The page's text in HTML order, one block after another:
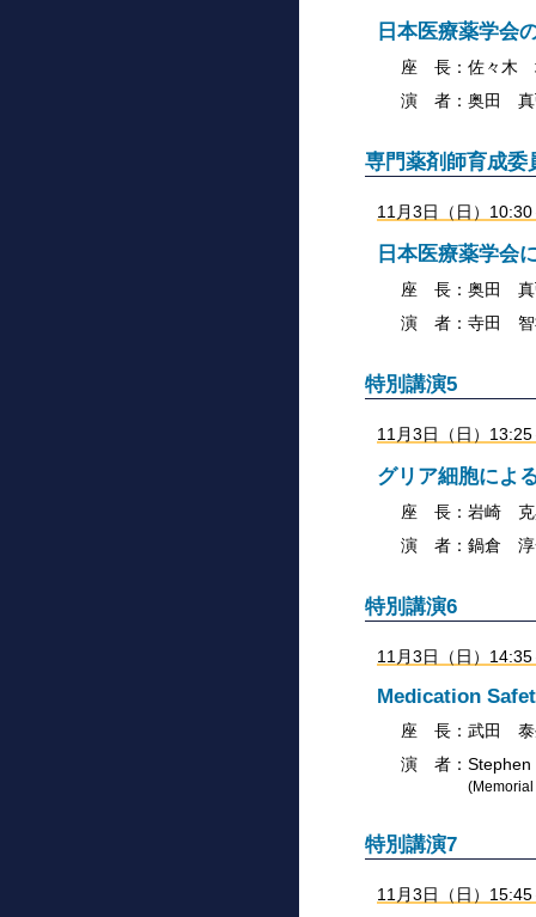
日本医療薬学会
座 長：佐々木
演 者：奥田 真
専門薬剤師育成委
11月3日（日）
日本医療薬学会
座 長：奥田 真
演 者：寺田 智
特別講演5
11月3日（日）
グリア細胞によ
座 長：岩崎 克
演 者：鍋倉 淳
特別講演6
11月3日（日）
Medication
座 長： 武田 泰
演 者： Stephen
(
特別講演7
11月3日（日）